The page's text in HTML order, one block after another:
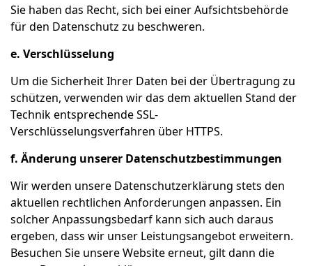
Sie haben das Recht, sich bei einer Aufsichtsbehörde
für den Datenschutz zu beschweren.
e. Verschlüsselung
Um die Sicherheit Ihrer Daten bei der Übertragung zu
schützen, verwenden wir das dem aktuellen Stand der
Technik entsprechende SSL-
Verschlüsselungsverfahren über HTTPS.
f. Änderung unserer Datenschutzbestimmungen
Wir werden unsere Datenschutzerklärung stets den
aktuellen rechtlichen Anforderungen anpassen. Ein
solcher Anpassungsbedarf kann sich auch daraus
ergeben, dass wir unser Leistungsangebot erweitern.
Besuchen Sie unsere Website erneut, gilt dann die